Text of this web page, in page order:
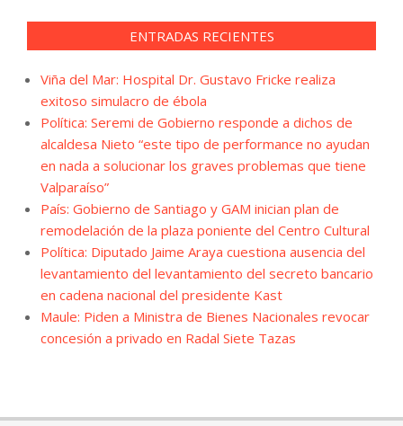
ENTRADAS RECIENTES
Viña del Mar: Hospital Dr. Gustavo Fricke realiza
exitoso simulacro de ébola
Política: Seremi de Gobierno responde a dichos de
alcaldesa Nieto “este tipo de performance no ayudan
en nada a solucionar los graves problemas que tiene
Valparaíso”
País: Gobierno de Santiago y GAM inician plan de
remodelación de la plaza poniente del Centro Cultural
Política: Diputado Jaime Araya cuestiona ausencia del
levantamiento del levantamiento del secreto bancario
en cadena nacional del presidente Kast
Maule: Piden a Ministra de Bienes Nacionales revocar
concesión a privado en Radal Siete Tazas